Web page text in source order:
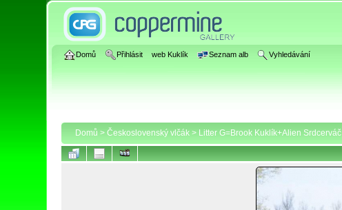
Domů Přihlásit web Kuklík Seznam alb Vyhledávání
Domů > Československý vlčák> Litter G=Brook Kuklík+Alien Srdcerváč